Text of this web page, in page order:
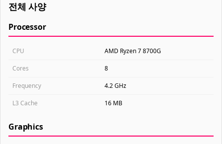
전체 사양
Processor
CPU AMD Ryzen 7 8700G
Cores 8
Frequency 4.2 GHz
L3 Cache 16 MB
Graphics